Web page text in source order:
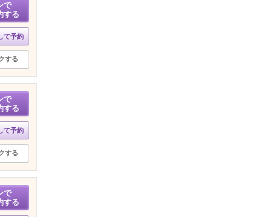
で
する
て予約
する
で
する
て予約
する
で
する